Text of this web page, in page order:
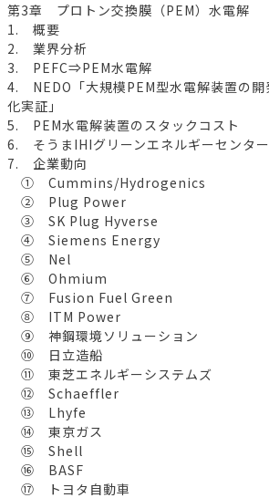
第3章 プロトン交換膜（PEM）水電解
1. 概要
2. 業界分析
3. PEFC⇒PEM水電解
4. NEDO「大規模PEM型水電解装置の開
化実証」
5. PEM水電解装置のスタックコスト
6. そうまIHIグリーンエネルギーセンター
7. 企業動向
① Cummins/Hydrogenics
② Plug Power
③ SK Plug Hyverse
④ Siemens Energy
⑤ Nel
⑥ Ohmium
⑦ Fusion Fuel Green
⑧ ITM Power
⑨ 神鋼環境ソリューション
⑩ 日立造船
⑪ 東芝エネルギーシステムズ
⑫ Schaeffler
⑬ Lhyfe
⑭ 東京ガス
⑮ Shell
⑯ BASF
⑰ トヨタ自動車